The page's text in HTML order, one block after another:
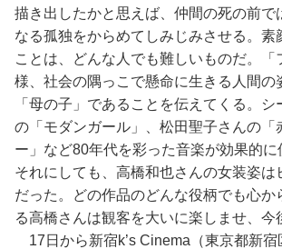
描き出したかと思えば、仲間の死の前で
なる孤独をからめてしみじみさせる。素
ことは、どんな人でも難しいものだ。「
様、社会の隅っこで懸命に生きる人間の
「母の子」であることを伝えてくる。
の「モダンガール」、松田聖子さんの「
ー」など80年代を彩った音楽が効果的に
それにしても、高橋和也さんの女装姿は
だった。どの作品のどんな役柄でも心か
る高橋さんは観客を大いに楽しませ、今
17日から新宿k’s Cinema（東京都新宿